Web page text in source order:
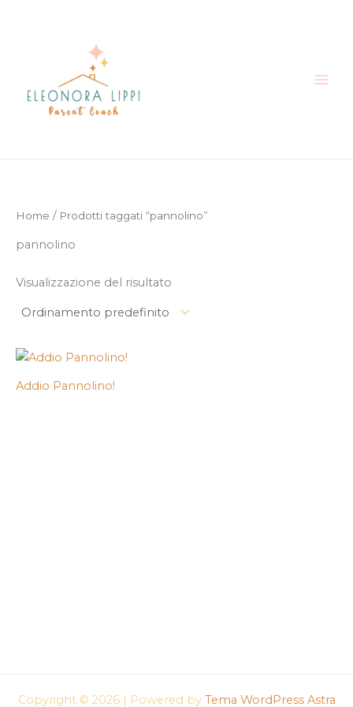
Home / Prodotti taggati “pannolino”
pannolino
Visualizzazione del risultato
Addio Pannolino!
Copyright © 2026 | Powered by Tema WordPress Astra